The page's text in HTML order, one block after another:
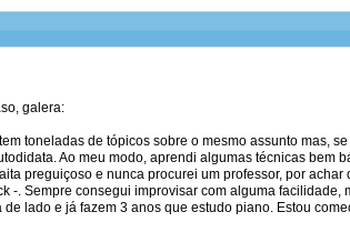
galera:
toneladas de tópicos sobre o mesmo assunto mas,
Ao meu modo, aprendi algumas técnicas bem
preguiçoso e nunca procurei um professor, por
-. Sempre consegui improvisar com alguma
de lado e já fazem 3 anos que estudo piano. Estou